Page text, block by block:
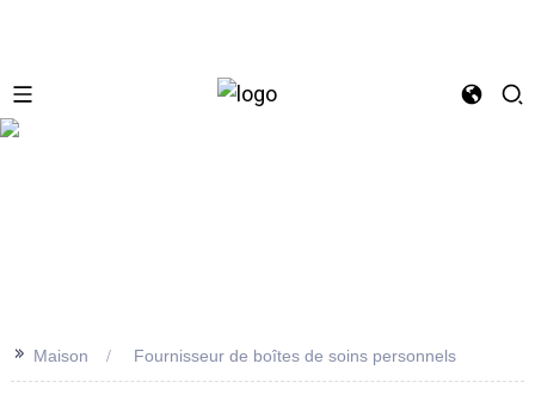
>> Maison Fournisseur de boîtes de soins personnels